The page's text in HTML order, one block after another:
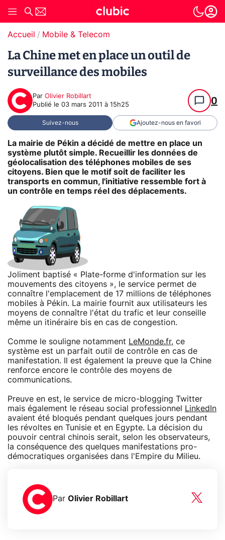
Accueil Mobile & Telecom
La Chine met en place un outil de
surveillance des mobiles
Par Olivier Robillart
Publié le 03 mars 2011 à 15h25 0
Suivez-nous Ajoutez-nous en favori
La mairie de Pékin a décidé de mettre en place un
système plutôt simple. Recueillir les données de
géolocalisation des téléphones mobiles de ses
citoyens. Bien que le motif soit de faciliter les
transports en commun, l'initiative ressemble fort à
un contrôle en temps réel des déplacements.
Joliment baptisé « Plate-forme d'information sur les
mouvements des citoyens », le service permet de
connaître l'emplacement de 17 millions de téléphones
mobiles à Pékin. La mairie fournit aux utilisateurs les
moyens de connaître l'état du trafic et leur conseille
même un itinéraire bis en cas de congestion.
Comme le souligne notamment LeMonde.fr, ce
système est un parfait outil de contrôle en cas de
manifestation. Il est également la preuve que la Chine
renforce encore le contrôle des moyens de
communications.
Preuve en est, le service de micro-blogging Twitter
mais également le réseau social professionnel
LinkedIn
avaient été bloqués pendant quelques jours pendant
les révoltes en Tunisie et en Egypte. La décision du
pouvoir central chinois serait, selon les observateurs,
la conséquence des quelques manifestations pro-
démocratiques organisées dans l'Empire du Milieu.
Par Olivier Robillart